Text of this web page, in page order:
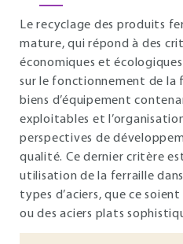
Le recyclage des produits
mature, qui répond à des
économiques et
sur le fonctionnement de la
biens d’équipement
exploitables et
perspectives de
qualité. Ce dernier critère
utilisation de la ferraille
types d’aciers, que ce
ou des aciers plats